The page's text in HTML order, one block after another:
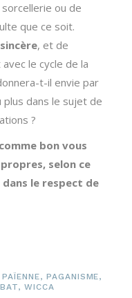
ou de
que ce soit.
, et de
le cycle de la
t-il envie par
dans le sujet de
?
bon vous
selon ce
le respect de
, PAGANISME,
, WICCA